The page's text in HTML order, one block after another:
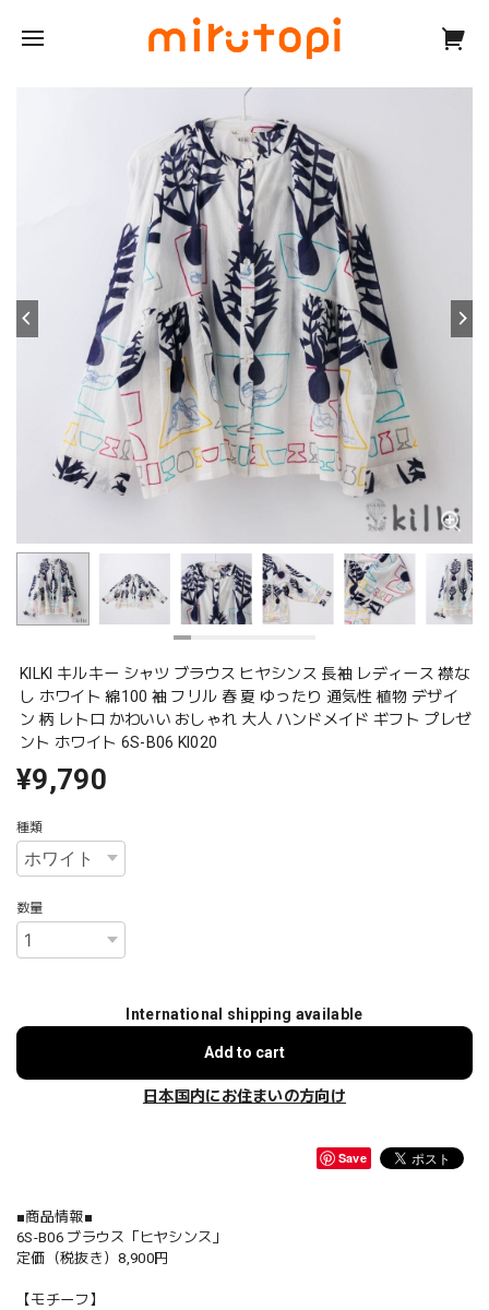
KILKI キルキー シャツ ブラウス ヒヤシンス 長袖 レディース 襟な
し ホワイト 綿100 袖 フリル 春 夏 ゆったり 通気性 植物 デザイ
ン 柄 レトロ かわいい おしゃれ 大人 ハンドメイド ギフト プレゼ
ント ホワイト 6S-B06 Kl020
¥9,790
種類
数量
International shipping available
Add to cart
日本国内にお住まいの方向け
Save
■商品情報■
6S-B06 ブラウス「ヒヤシンス」
定価（税抜き）8,900円
【モチーフ】